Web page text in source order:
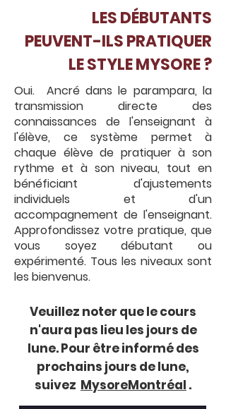
LES DÉBUTANTS
PEUVENT-ILS PRATIQUER
LE STYLE MYSORE ?
Oui. Ancré dans le parampara, la
transmission directe des
connaissances de l'enseignant à
l'élève, ce système permet à
chaque élève de pratiquer à son
rythme et à son niveau, tout en
bénéficiant d'ajustements
individuels et d'un
accompagnement de l'enseignant.
Approfondissez votre pratique, que
vous soyez débutant ou
expérimenté. Tous les niveaux sont
les bienvenus.
Veuillez noter que le cours
n'aura pas lieu les jours de
lune. Pour être informé des
prochains jours de lune,
suivez MysoreMontréal .